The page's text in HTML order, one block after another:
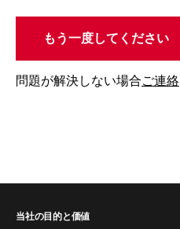
もう一度してください
問題が解決しない場合ご連絡
当社の目的と価値